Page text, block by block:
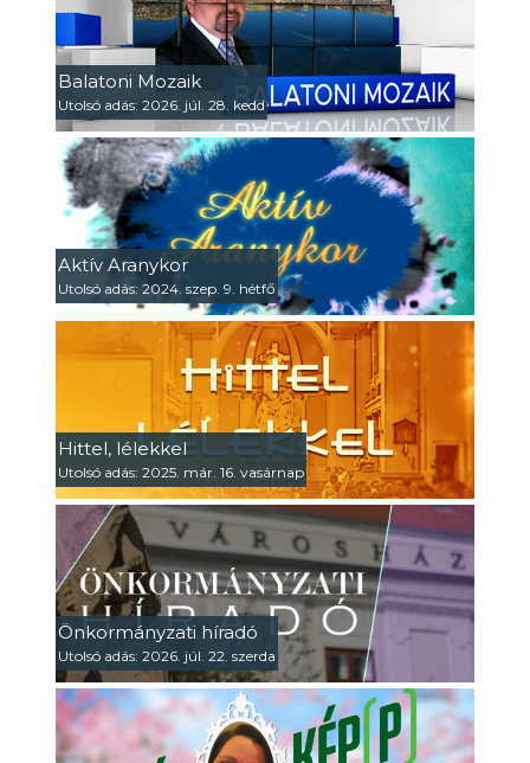
Balatoni Mozaik
Utolsó adás: 2026. júl. 28. kedd
Aktív Aranykor
Utolsó adás: 2024. szep. 9. hétfő
Hittel, lélekkel
Utolsó adás: 2025. már. 16. vasárnap
Önkormányzati híradó
Utolsó adás: 2026. júl. 22. szerda